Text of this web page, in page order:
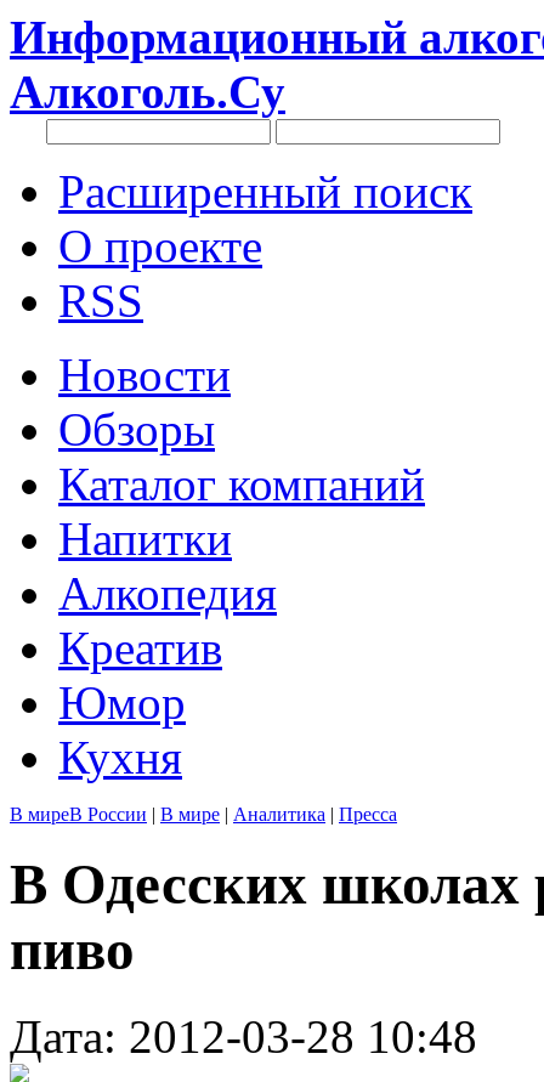
Информационный
Алкоголь.Су
Расширенный поиск
О проекте
RSS
Новости
Обзоры
Каталог компаний
Напитки
Алкопедия
Креатив
Юмор
Кухня
В миреВ России | В мире | Аналитика | Пресса
В Одесских школах
пиво
Дата: 2012-03-28 10:48